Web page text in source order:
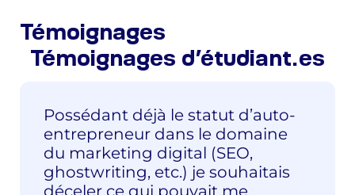
Témoignages
Témoignages d’étudiant.es
Possédant déjà le statut d’auto-
entrepreneur dans le domaine
du marketing digital (SEO,
ghostwriting, etc.) je souhaitais
déceler ce qui pouvait me